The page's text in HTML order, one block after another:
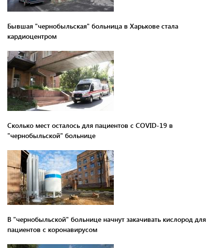
Бывшая "чернобыльская" больница в Харькове стала
кардиоцентром
Сколько мест осталось для пациентов с COVID-19 в
"чернобыльской" больнице
В "чернобыльской" больнице начнут закачивать кислород для
пациентов с коронавирусом